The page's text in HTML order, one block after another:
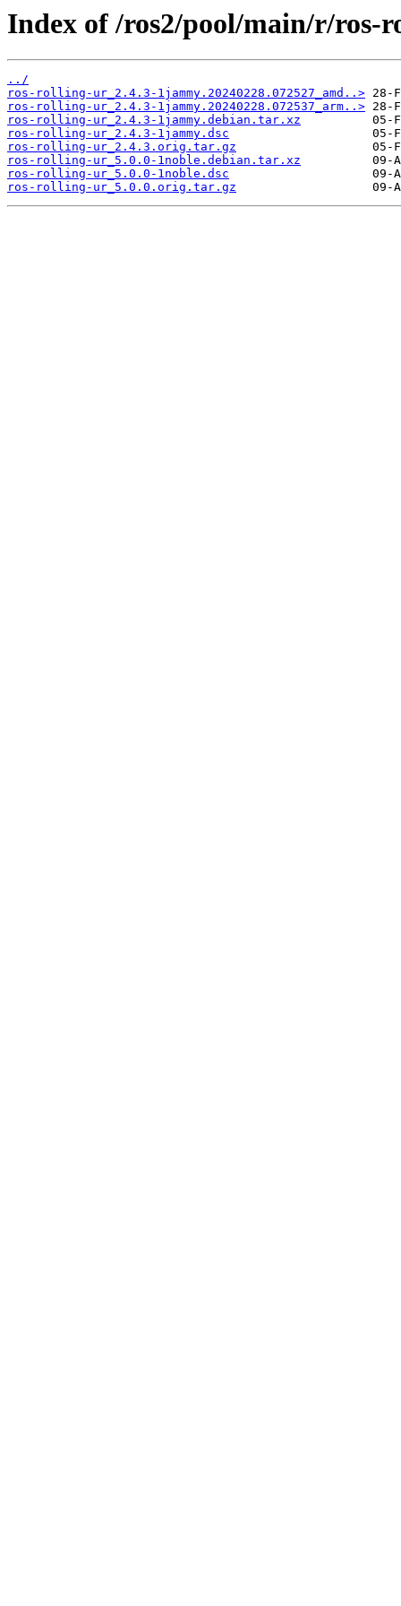
Index of /ros2/pool/main/r/ros-
../
ros-rolling-ur_2.4.3-1jammy.20240228.072527_amd..>
ros-rolling-ur_2.4.3-1jammy.20240228.072537_arm..>
ros-rolling-ur_2.4.3-1jammy.debian.tar.xz
ros-rolling-ur_2.4.3-1jammy.dsc
ros-rolling-ur_2.4.3.orig.tar.gz
ros-rolling-ur_5.0.0-1noble.debian.tar.xz
ros-rolling-ur_5.0.0-1noble.dsc
ros-rolling-ur_5.0.0.orig.tar.gz